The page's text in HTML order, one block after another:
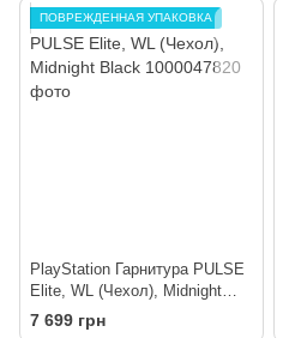
ПОВРЕЖДЕННАЯ УПАКОВКА
PlayStation Гарнитура PULSE
Elite, WL (Чехол), Midnight
Black
7 699 грн